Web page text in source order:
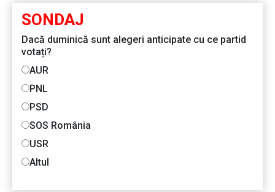
SONDAJ
Dacă duminică sunt alegeri anticipate cu ce partid
votați?
AUR
PNL
PSD
SOS România
USR
Altul